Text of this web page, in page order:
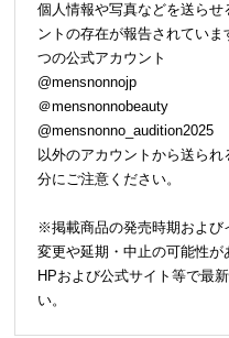
個人情報や写真などを送らせ
ントの存在が報告されてい
つの公式アカウント
@mensnonnojp
＠mensnonnobeauty
@mensnonno_audition2025
以外のアカウントから送ら
分にご注意ください。
※掲載商品の発売時期および
変更や延期・中止の可能性が
HPおよび公式サイト等で最
い。